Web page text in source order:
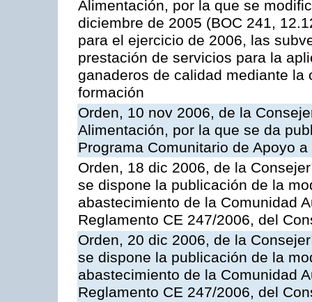
Alimentación, por la que se
diciembre de 2005 (BOC 241,
para el ejercicio de 2006, las
prestación de servicios para la
ganaderos de calidad mediante
formación
Orden, 10 nov 2006, de la
Alimentación, por la que se da
Programa Comunitario de Apoyo
Orden, 18 dic 2006, de la
se dispone la publicación de la
abastecimiento de la Comunidad
Reglamento CE 247/2006, del
Orden, 20 dic 2006, de la
se dispone la publicación de la
abastecimiento de la Comunidad
Reglamento CE 247/2006, del